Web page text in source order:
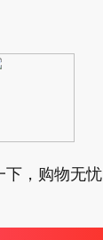
下，购物无忧